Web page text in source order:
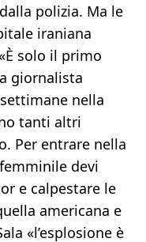
polizia. Ma le
iraniana
solo il primo
giornalista
nella
tanti altri
Per entrare nella
devi
e calpestare le
americana e
«l’esplosione è